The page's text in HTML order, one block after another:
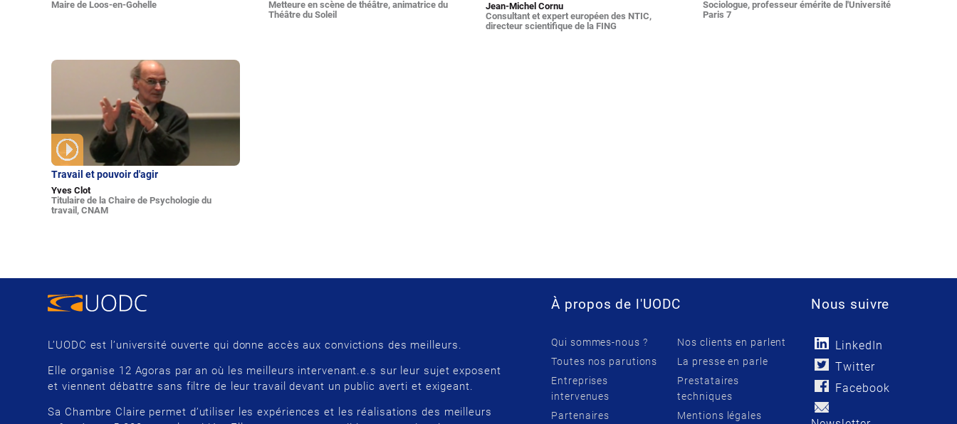
Maire de Loos-en-Gohelle
Metteure en scène de théâtre, animatrice du
Théâtre du Soleil
Jean-Michel Cornu
Consultant et expert européen des NTIC,
directeur scientifique de la FING
Sociologue, professeur émérite de l'Université
Paris 7
Travail et pouvoir d'agir
Yves Clot
Titulaire de la Chaire de Psychologie du
travail, CNAM
L’UODC est l’université ouverte qui donne accès aux convictions des meilleurs.
Elle organise 12 Agoras par an où les meilleurs intervenant.e.s sur leur sujet exposent
et viennent débattre sans filtre de leur travail devant un public averti et exigeant.
Sa Chambre Claire permet d’utiliser les expériences et les réalisations des meilleurs
À propos de l'UODC
Qui sommes-nous ?
Toutes nos parutions
Entreprises
intervenues
Partenaires
Nos clients en parlent
La presse en parle
Prestataires
techniques
Mentions légales
Nous suivre
LinkedIn
Twitter
Facebook